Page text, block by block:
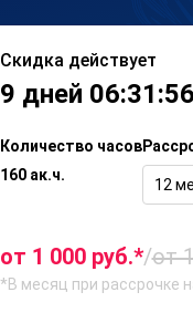
Скидка действует
9 дней 06:31:56
Количество часов
160 ак.ч.
12
от 1 000 руб.*/от
*В месяц при рассрочке